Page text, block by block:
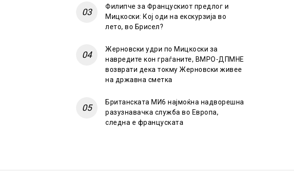
Филипче за Францускиот предлог и
Мицкоски: Кој оди на екскурзија во
лето, во Брисел?
Жерновски удри по Мицкоски за
навредите кон граѓаните, ВМРО-ДПМНЕ
возврати дека токму Жерновски живее
на државна сметка
Британската МИ6 најмоќна надворешна
разузнавачка служба во Европа,
следна е француската